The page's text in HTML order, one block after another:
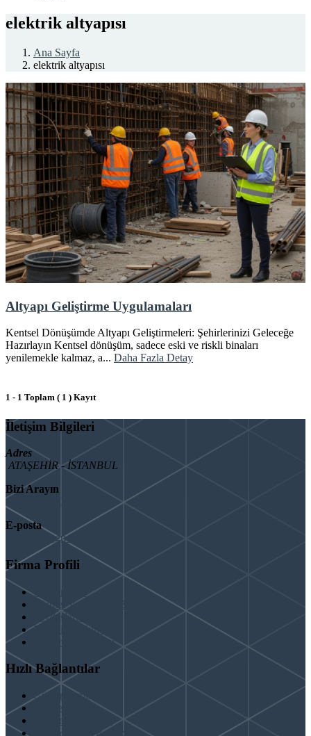
elektrik altyapısı
Ana Sayfa
elektrik altyapısı
Altyapı Geliştirme Uygulamaları
Kentsel Dönüşümde Altyapı Geliştirmeleri: Şehirlerinizi Geleceğe
Hazırlayın Kentsel dönüşüm, sadece eski ve riskli binaları
yenilemekle kalmaz, a... Daha Fazla Detay
1 - 1 Toplam ( 1 ) Kayıt
İletişim Bilgileri
Adres
ATAŞEHİR - İSTANBUL
Bizi Arayın
E-posta
info@binaguclendir.com
Firma Profili
Hakkımızda
Hizmet Verdiğimiz Bölgeler
Paydaşlarımız
İş Birliği Teklifleri
Şartlar ve Koşullar
Hızlı Bağlantılar
Güçlendirme
Hizmetlerimiz
Test & Analiz & Rapor